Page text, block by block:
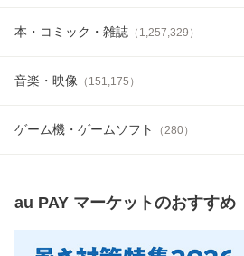
本・コミック・雑誌 （ 1,257,329 ）
音楽・映像 （ 151,175 ）
ゲーム機・ゲームソフト （280）
au PAY マーケットのおすすめ